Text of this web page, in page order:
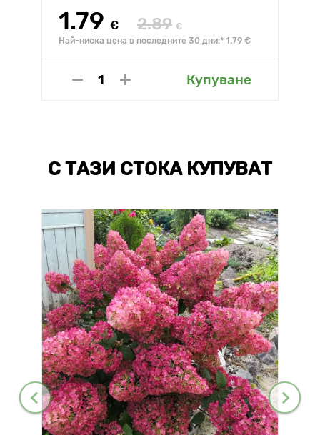
1.79 € 2.89 €
Най-ниска цена в последните 30 дни:* 1.79 €
Купуване
С ТАЗИ СТОКА КУПУВАТ